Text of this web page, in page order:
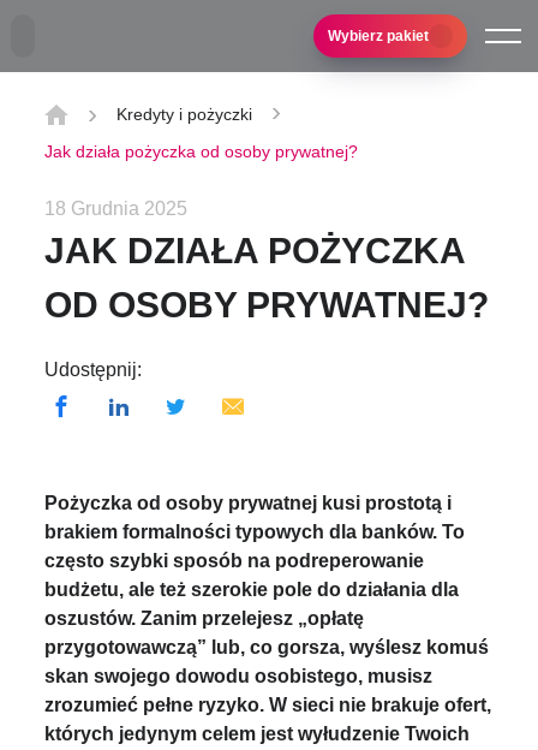
Wybierz pakiet
Kredyty i pożyczki
Jak działa pożyczka od osoby prywatnej?
18 Grudnia 2025
JAK DZIAŁA POŻYCZKA
OD OSOBY PRYWATNEJ?
Udostępnij:
Pożyczka od osoby prywatnej kusi prostotą i
brakiem formalności typowych dla banków. To
często szybki sposób na podreperowanie
budżetu, ale też szerokie pole do działania dla
oszustów. Zanim przelejesz „opłatę
przygotowawczą” lub, co gorsza, wyślesz komuś
skan swojego dowodu osobistego, musisz
zrozumieć pełne ryzyko. W sieci nie brakuje ofert,
których jedynym celem jest wyłudzenie Twoich